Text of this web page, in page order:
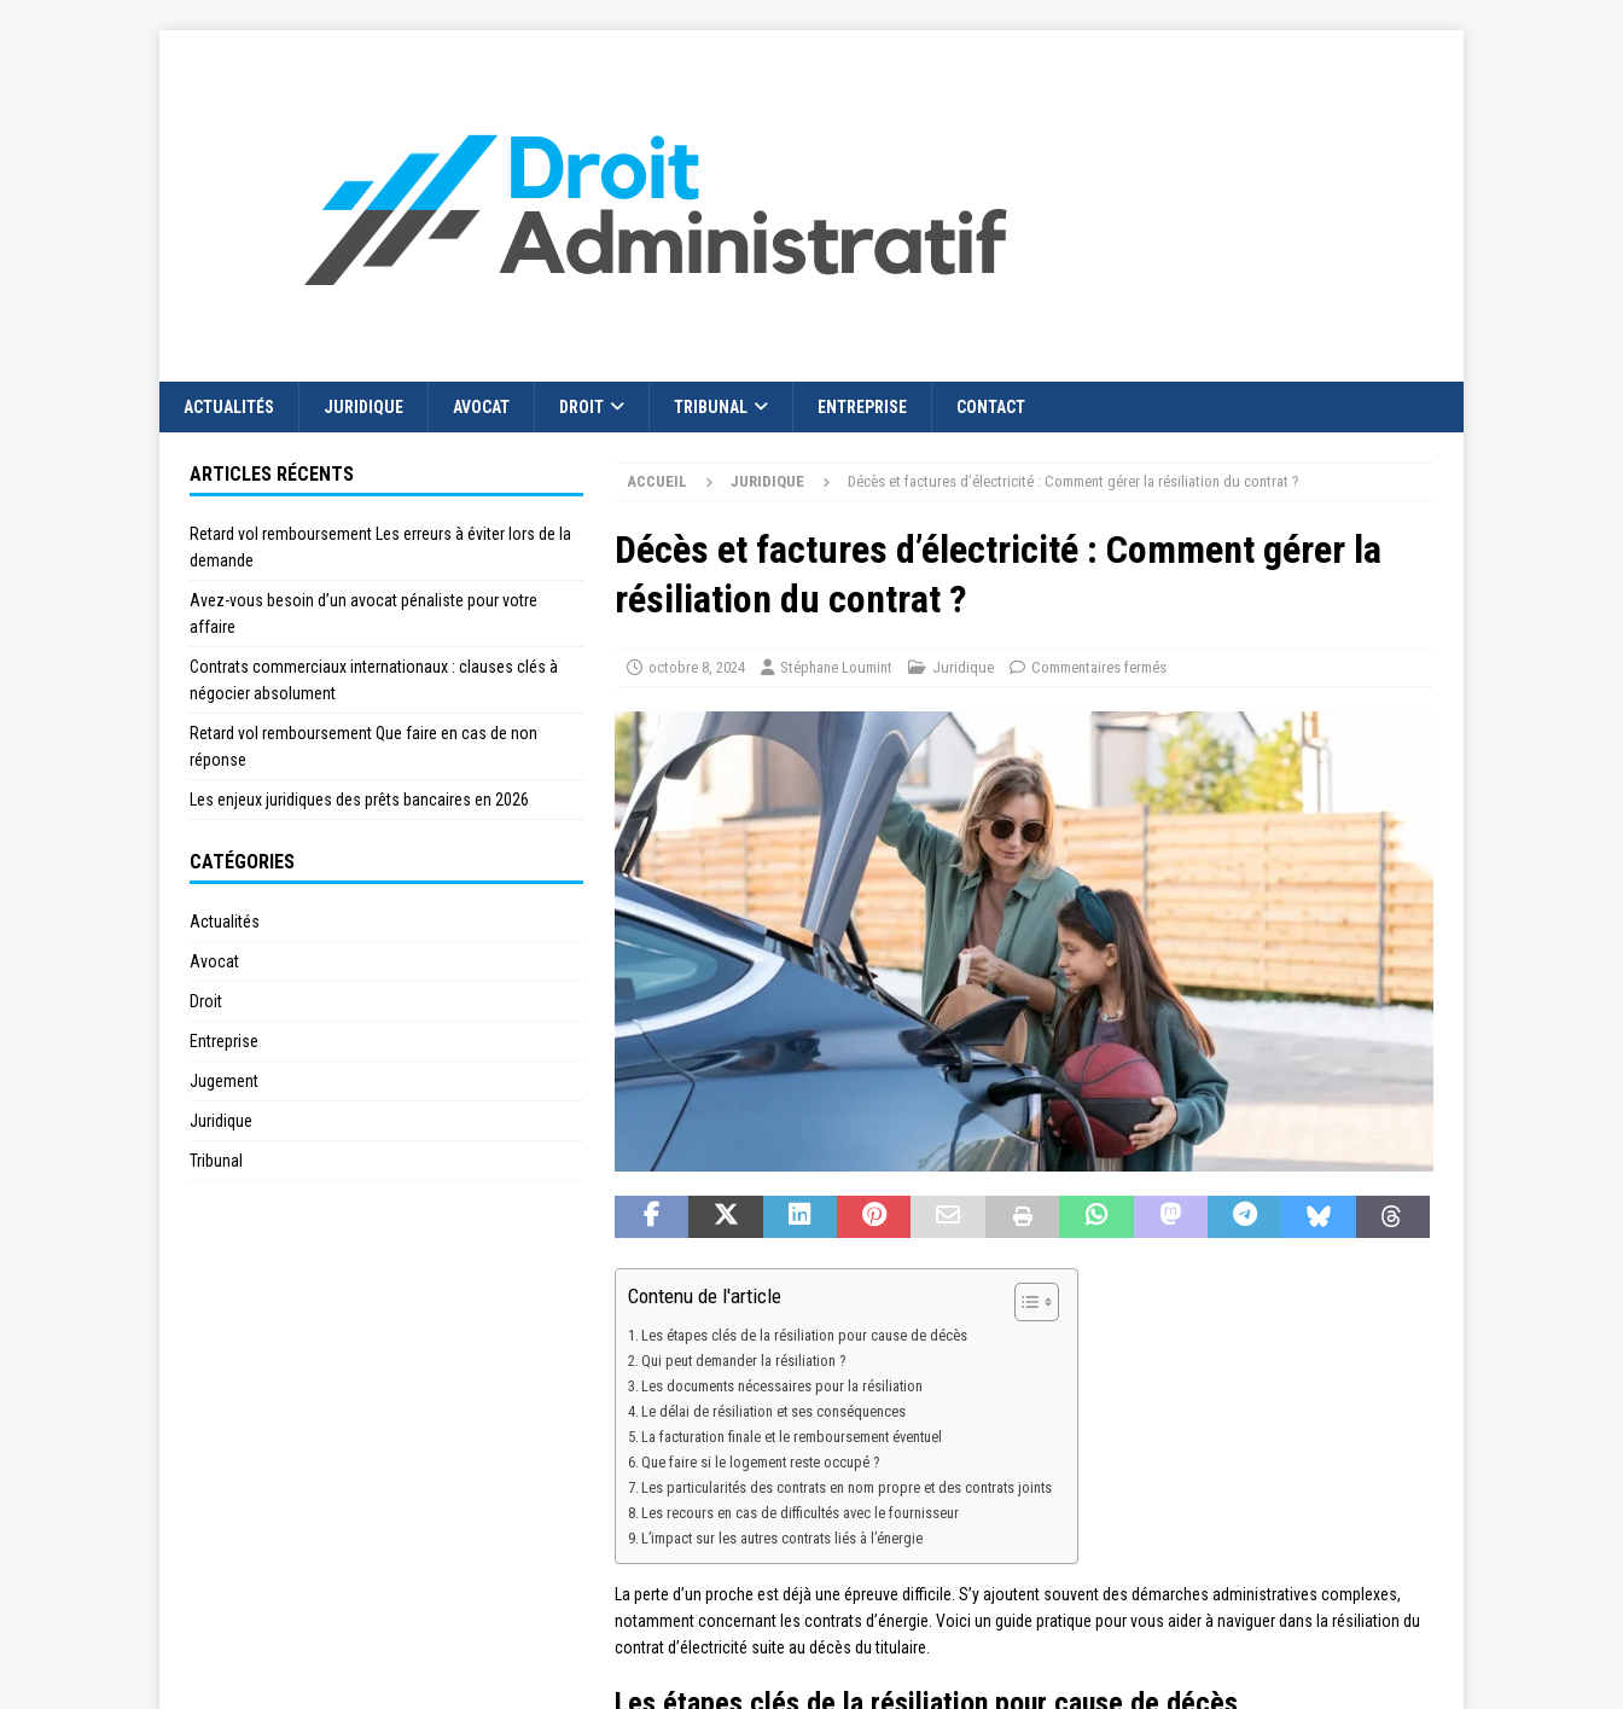
ACTUALITÉS JURIDIQUE AVOCAT DROIT TRIBUNAL ENTREPRISE CONTACT
ACCUEIL JURIDIQUE Décès et factures d’électricité : Comment gérer la résiliation du contrat ?
Décès et factures d’électricité : Comment gérer la
résiliation du contrat ?
octobre 8, 2024 Stéphane Loumint Juridique Commentaires fermés
Contenu de l'article
Les étapes clés de la résiliation pour cause de décès
Qui peut demander la résiliation ?
Les documents nécessaires pour la résiliation
Le délai de résiliation et ses conséquences
La facturation finale et le remboursement éventuel
Que faire si le logement reste occupé ?
Les particularités des contrats en nom propre et des contrats joints
Les recours en cas de difficultés avec le fournisseur
L’impact sur les autres contrats liés à l’énergie
La perte d’un proche est déjà une épreuve difficile. S’y ajoutent souvent des démarches administratives complexes,
notamment concernant les contrats d’énergie. Voici un guide pratique pour vous aider à naviguer dans la résiliation du
contrat d’électricité suite au décès du titulaire.
ARTICLES RÉCENTS
Retard vol remboursement Les erreurs à éviter lors de la
demande
Avez-vous besoin d’un avocat pénaliste pour votre
affaire
Contrats commerciaux internationaux : clauses clés à
négocier absolument
Retard vol remboursement Que faire en cas de non
réponse
Les enjeux juridiques des prêts bancaires en 2026
CATÉGORIES
Actualités
Avocat
Droit
Entreprise
Jugement
Juridique
Tribunal